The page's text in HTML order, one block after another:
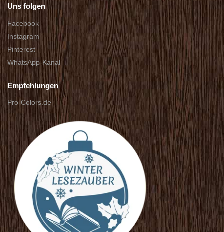
Uns folgen
Facebook
Instagram
Pinterest
WhatsApp-Kanal
Empfehlungen
Pro-Colors.de